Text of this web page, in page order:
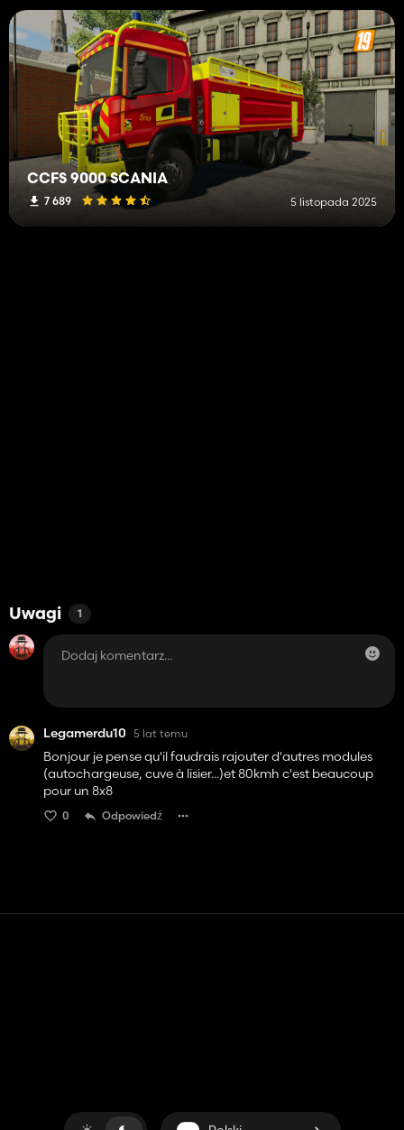
CCFS 9000 SCANIA
7 689 5 listopada 2025
Uwagi 1
Legamerdu10 5 lat temu
Bonjour je pense qu'il faudrais rajouter d'autres modules
(autochargeuse, cuve à lisier...)et 80kmh c'est beaucoup
pour un 8x8
0 Odpowiedź